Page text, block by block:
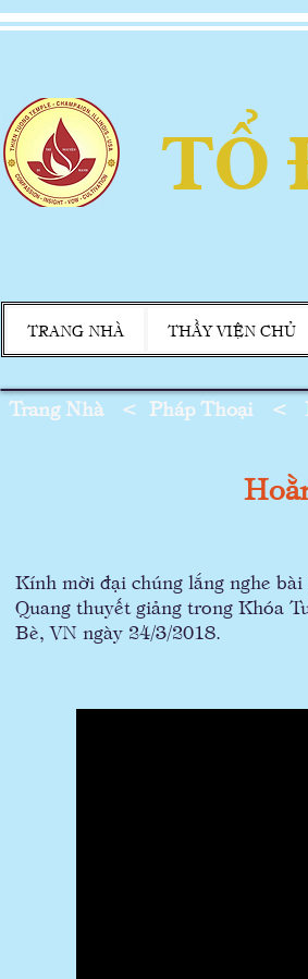
TỔ
TRANG NHÀ THẦY VIỆN CHỦ
Trang Nhà < Pháp Thoại <
Kính mời đại chúng lắng nghe bài
Quang thuyết giảng trong Khóa
Bè, VN ngày 24/3/2018.